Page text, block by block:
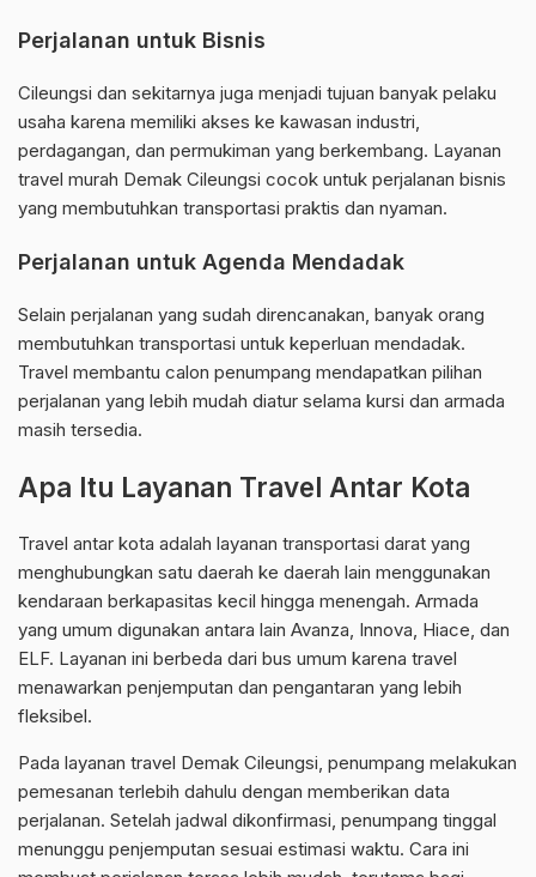
Perjalanan untuk Bisnis
Cileungsi dan sekitarnya juga menjadi tujuan banyak pelaku
usaha karena memiliki akses ke kawasan industri,
perdagangan, dan permukiman yang berkembang. Layanan
travel murah Demak Cileungsi cocok untuk perjalanan bisnis
yang membutuhkan transportasi praktis dan nyaman.
Perjalanan untuk Agenda Mendadak
Selain perjalanan yang sudah direncanakan, banyak orang
membutuhkan transportasi untuk keperluan mendadak.
Travel membantu calon penumpang mendapatkan pilihan
perjalanan yang lebih mudah diatur selama kursi dan armada
masih tersedia.
Apa Itu Layanan Travel Antar Kota
Travel antar kota adalah layanan transportasi darat yang
menghubungkan satu daerah ke daerah lain menggunakan
kendaraan berkapasitas kecil hingga menengah. Armada
yang umum digunakan antara lain Avanza, Innova, Hiace, dan
ELF. Layanan ini berbeda dari bus umum karena travel
menawarkan penjemputan dan pengantaran yang lebih
fleksibel.
Pada layanan travel Demak Cileungsi, penumpang melakukan
pemesanan terlebih dahulu dengan memberikan data
perjalanan. Setelah jadwal dikonfirmasi, penumpang tinggal
menunggu penjemputan sesuai estimasi waktu. Cara ini